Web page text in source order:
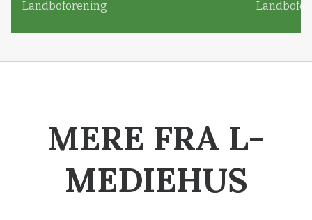
Landboforening
MERE FRA L-
MEDIEHUS